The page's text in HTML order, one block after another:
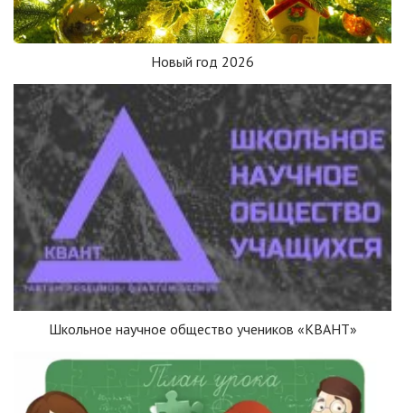
Новый год 2026
Школьное научное общество учеников «КВАНТ»